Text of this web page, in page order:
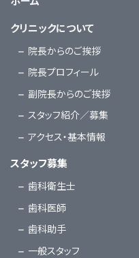
クリニックについて
院長からのご挨拶
院長プロフィール
副院長からのご挨拶
スタッフ紹介／募集
アクセス・基本情報
スタッフ募集
歯科衛生士
歯科医師
歯科助手
一般スタッフ